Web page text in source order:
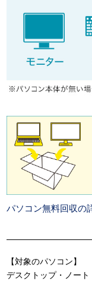
パソコン無料回収の
【対象のパソコン】
デスクトップ・ノー